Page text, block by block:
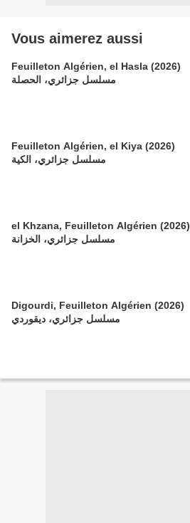
Vous aimerez aussi
Feuilleton Algérien, el Hasla (2026)
مسلسل جزائري، الحصلة
Feuilleton Algérien, el Kiya (2026)
مسلسل جزائري، الكية
el Khzana, Feuilleton Algérien (2026)
مسلسل جزائري، الخزانة
Digourdi, Feuilleton Algérien (2026)
مسلسل جزائري، ديقوردي